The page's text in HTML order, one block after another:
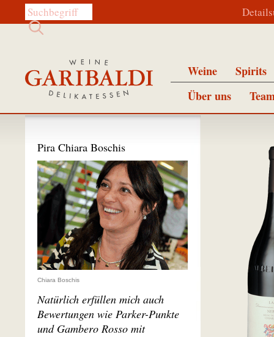
Diese Website durchsuchen:
Weine
Spirits
Über uns
Pira Chiara Boschis
Chiara Boschis
Natürlich erfüllen mich auch
Bewertungen wie Parker-Punkte
und Gambero Rosso mit